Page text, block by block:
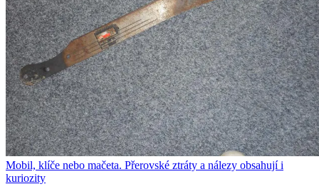
Mobil, klíče nebo mačeta. Přerovské ztráty a nálezy obsahují i
kuriozity